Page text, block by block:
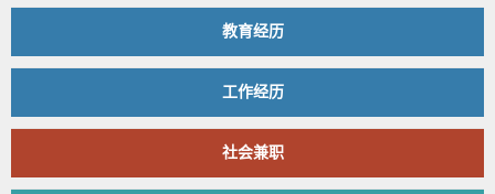
教育经历
工作经历
社会兼职